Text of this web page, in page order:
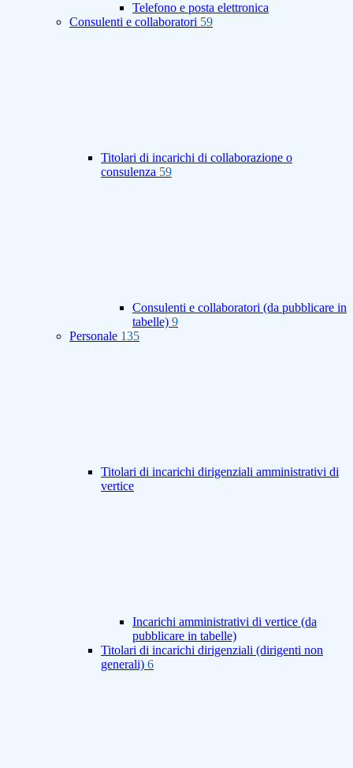
Telefono e posta elettronica
Consulenti e collaboratori 59
Titolari di incarichi di collaborazione o
consulenza 59
Consulenti e collaboratori (da pubblicare in
tabelle) 9
Personale 135
Titolari di incarichi dirigenziali amministrativi di
vertice
Incarichi amministrativi di vertice (da
pubblicare in tabelle)
Titolari di incarichi dirigenziali (dirigenti non
generali) 6